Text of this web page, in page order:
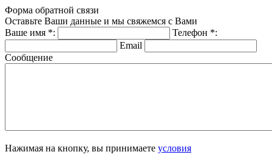
Форма обратной связи
Оставьте Ваши данные и мы свяжемся с Вами
Ваше имя *: Телефон *:
Email
Сообщение
Нажимая на кнопку, вы принимаете условия